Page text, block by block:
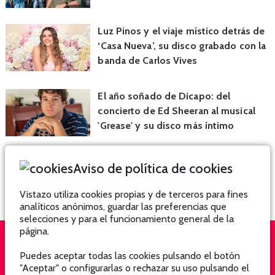
Luz Pinos y el viaje místico detrás de
‘Casa Nueva’, su disco grabado con la
banda de Carlos Vives
El año soñado de Dicapo: del
concierto de Ed Sheeran al musical
'Grease' y su disco más íntimo
QUIÉNES SOMOS
Aviso de política de cookies
Vistazo utiliza cookies propias y de terceros para fines
analíticos anónimos, guardar las preferencias que
selecciones y para el funcionamiento general de la
página.
Puedes aceptar todas las cookies pulsando el botón
"Aceptar" o configurarlas o rechazar su uso pulsando el